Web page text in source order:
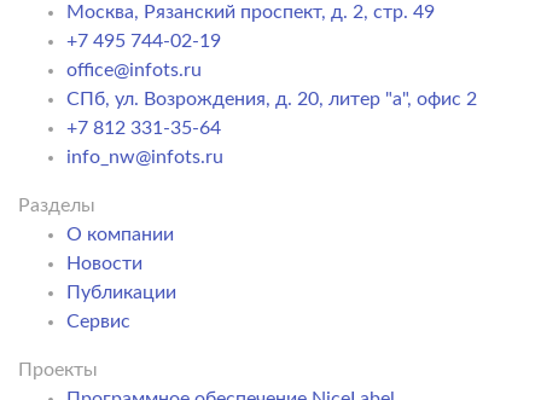
Москва, Рязанский проспект, д. 2, стр. 49
+7 495 744-02-19
office@infots.ru
СПб, ул. Возрождения, д. 20, литер "a", офис 2
+7 812 331-35-64
info_nw@infots.ru
Разделы
О компании
Новости
Публикации
Сервис
Проекты